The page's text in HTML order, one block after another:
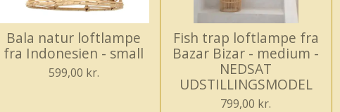
Bala natur loftlampe
fra Indonesien - small
599,00 kr.
Fish trap loftlampe fra
Bazar Bizar - medium -
NEDSAT
UDSTILLINGSMODEL
799,00 kr.